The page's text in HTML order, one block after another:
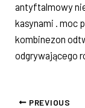
antyftalmowy
kasynami . moc
kombinezon
odgrywającego
PREVIOUS